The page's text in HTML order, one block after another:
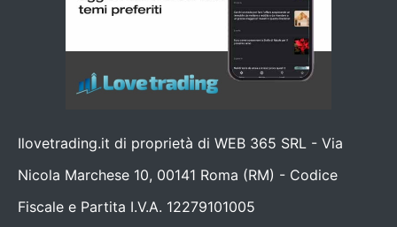
Ilovetrading.it di proprietà di WEB 365 SRL - Via
Nicola Marchese 10, 00141 Roma (RM) - Codice
Fiscale e Partita I.V.A. 12279101005